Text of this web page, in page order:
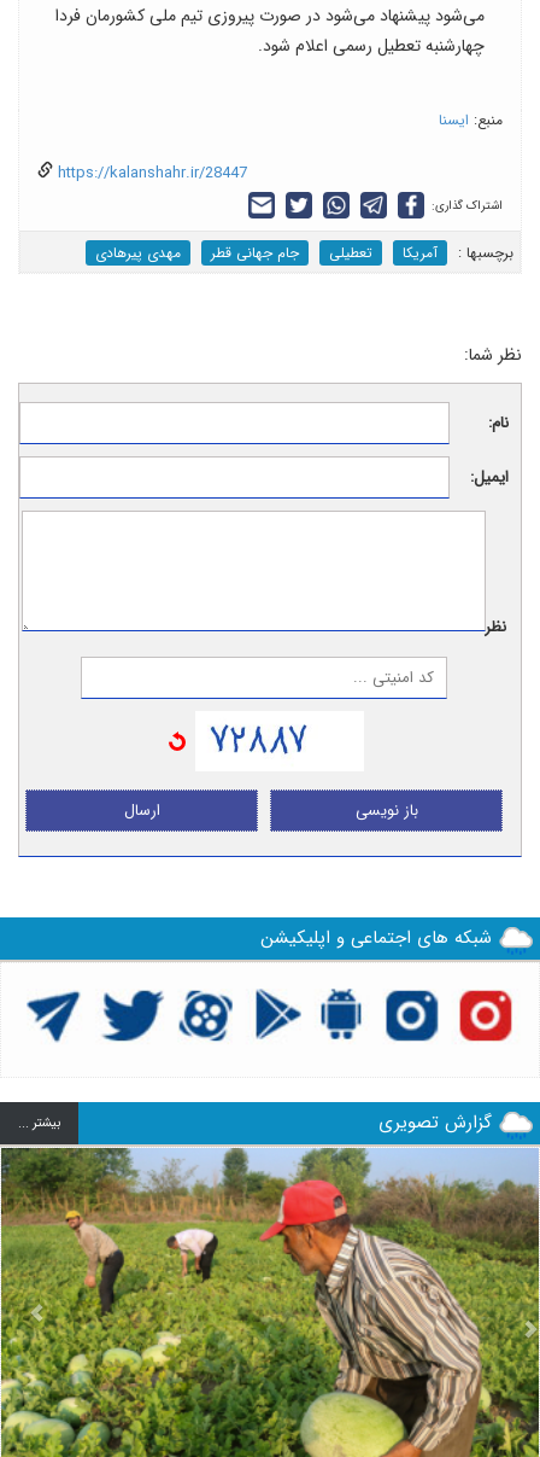
می‌شود پیشنهاد می‌شود در صورت پیروزی تیم ملی کشورمان فردا
چهارشنبه تعطیل رسمی اعلام شود.
منبع: ایسنا
https://kalanshahr.ir/28447
اشتراک گذاری:
برچسب‎ها : آمریکا تعطیلی جام جهانی قطر مهدی پیرهادی
نظر شما:
نام:
ایمیل:
نظر:
ارسال باز نویسی
شبکه های اجتماعی و اپلیکیشن
گزارش تصویری بيشتر ...
Next